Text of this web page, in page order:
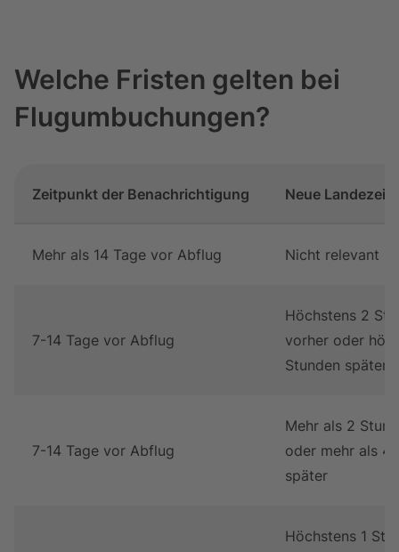
Welche Fristen gelten bei
Flugumbuchungen?
Tabelle überspringen Fristen bei Flugumbuchungen, 6
Zeitpunkt der Benachrichtigung Neue Landezeit
Mehr als 14 Tage vor Abflug Nicht relevant
7-14 Tage vor Abflug
Höchstens 2
vorher oder
Stunden später
7-14 Tage vor Abflug
Mehr als 2
oder mehr als 4
später
Höchstens 1
Zum Anfang der Tabelle springen